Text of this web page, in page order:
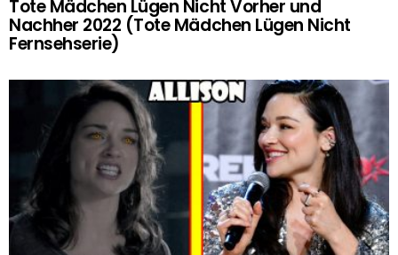
Tote Mädchen Lügen Nicht Vorher und
Nachher 2022 (Tote Mädchen Lügen Nicht
Fernsehserie)